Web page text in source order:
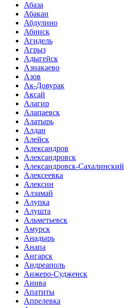
Абаза
Абакан
Абдулино
Абинск
Агидель
Агрыз
Адыгейск
Азнакаево
Азов
Ак-Довурак
Аксай
Алагир
Алапаевск
Алатырь
Алдан
Алейск
Александров
Александровск
Александровск-Сахалинский
Алексеевка
Алексин
Алзамай
Алупка
Алушта
Альметьевск
Амурск
Анадырь
Анапа
Ангарск
Андреаполь
Анжеро-Судженск
Анива
Апатиты
Апрелевка